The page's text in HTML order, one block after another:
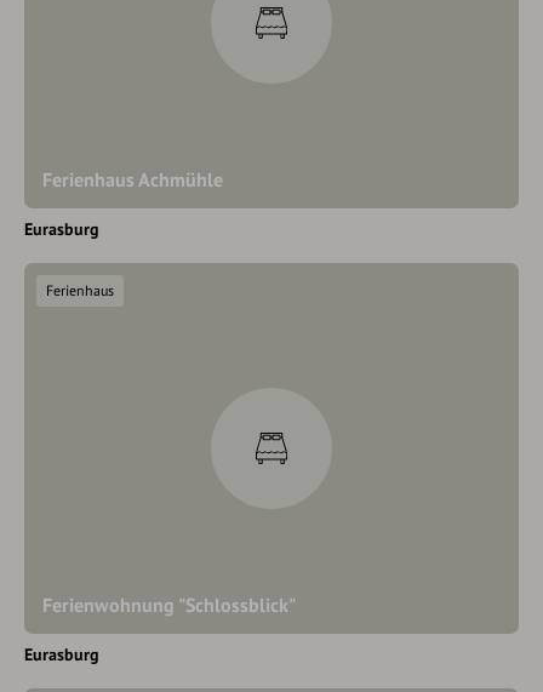
Ferienhaus Achmühle
Eurasburg
Ferienwohnung "Schlossblick"
Ferienhaus
Eurasburg